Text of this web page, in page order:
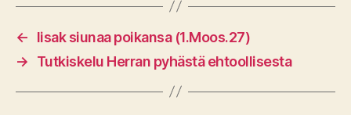
←
Iisak siunaa poikansa (1.Moos.27)
→
Tutkiskelu Herran pyhästä ehtoollisesta